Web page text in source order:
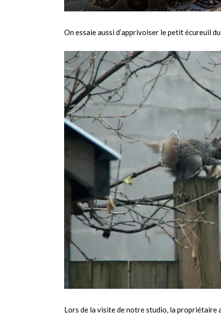
On essaie aussi d’apprivoiser le petit écureuil
Lors de la visite de notre studio, la propriétaire